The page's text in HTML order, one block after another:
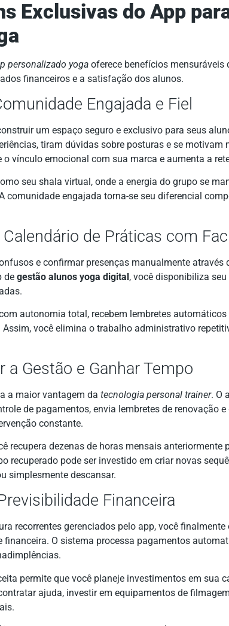
Exclusivas do App
personalizado yoga oferece benefícios mensuráveis
financeiros e a satisfação dos alunos.
Engajada e Fiel
um espaço seguro e exclusivo para seus
tiram dúvidas sobre posturas e se motivam
o vínculo emocional com sua marca e aumenta a
seu shala virtual, onde a energia do grupo se
comunidade engajada torna-se seu diferencial
de Práticas com
e confirmar presenças manualmente através
de gestão alunos yoga digital, você disponibiliza
autonomia total, recebem lembretes
você elimina o trabalho administrativo
a Gestão e Ganhar Tempo
a maior vantagem da tecnologia personal trainer. O
de pagamentos, envia lembretes de renovação
constante.
recupera dezenas de horas mensais anteriormente
recuperado pode ser investido em criar novas
simplesmente descansar.
Financeira
recorrentes gerenciados pelo app, você
O sistema processa pagamentos
permite que você planeje investimentos em sua
ajuda, investir em equipamentos de